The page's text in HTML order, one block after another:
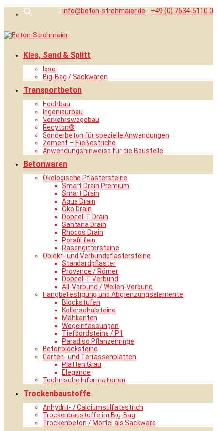
+49 (0) 7634-5110 0
info@beton-strohmaier.de
Search
Kies, Sand & Splitt
lose
Big-Bag / Sackwaren
Transportbeton
Hochbau
Ingenieurbau
Verkehrswegebau
Recyton®
Sonderbeton für spezielle Anwendungen
Zement – Fließestriche
Anwendungshinweise für die Baustelle
Betonwaren
Ökologische Pflastersteine
Smart Drain Premium
Smart Drain
Aqua Drain
Öko Drain
Doppel-T Drain
Santana Drain
Rhodos Drain
Porafil fein
Rasengittersteine
Objekt- und Verbundpflastersteine
Standardpflaster
Provence / Römer
Doppel-T Verbund
All-Verbund / Wellen-Verbund
Hangbefestigung und Abgrenzungselemente
Blockstufen
Kellerschalsteine
Mähkanten
Wegeinfassungen
Tiefbordsteine / P1
Paradiso Pflanzenringe
Betonblocksteine
Garten- und Terrassenplatten
Platten Grau
Elegance
Technische Informationen
Trockenbaustoffe
Anhydrit- / Calciumsulfatestrich
Trockenbaustoffe im Big-Bag
Trockenbeton / Mörtel als Sackware